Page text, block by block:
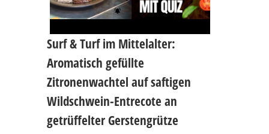
Surf & Turf im Mittelalter:
Aromatisch gefüllte
Zitronenwachtel auf saftigen
Wildschwein-Entrecote an
getrüffelter Gerstengrütze